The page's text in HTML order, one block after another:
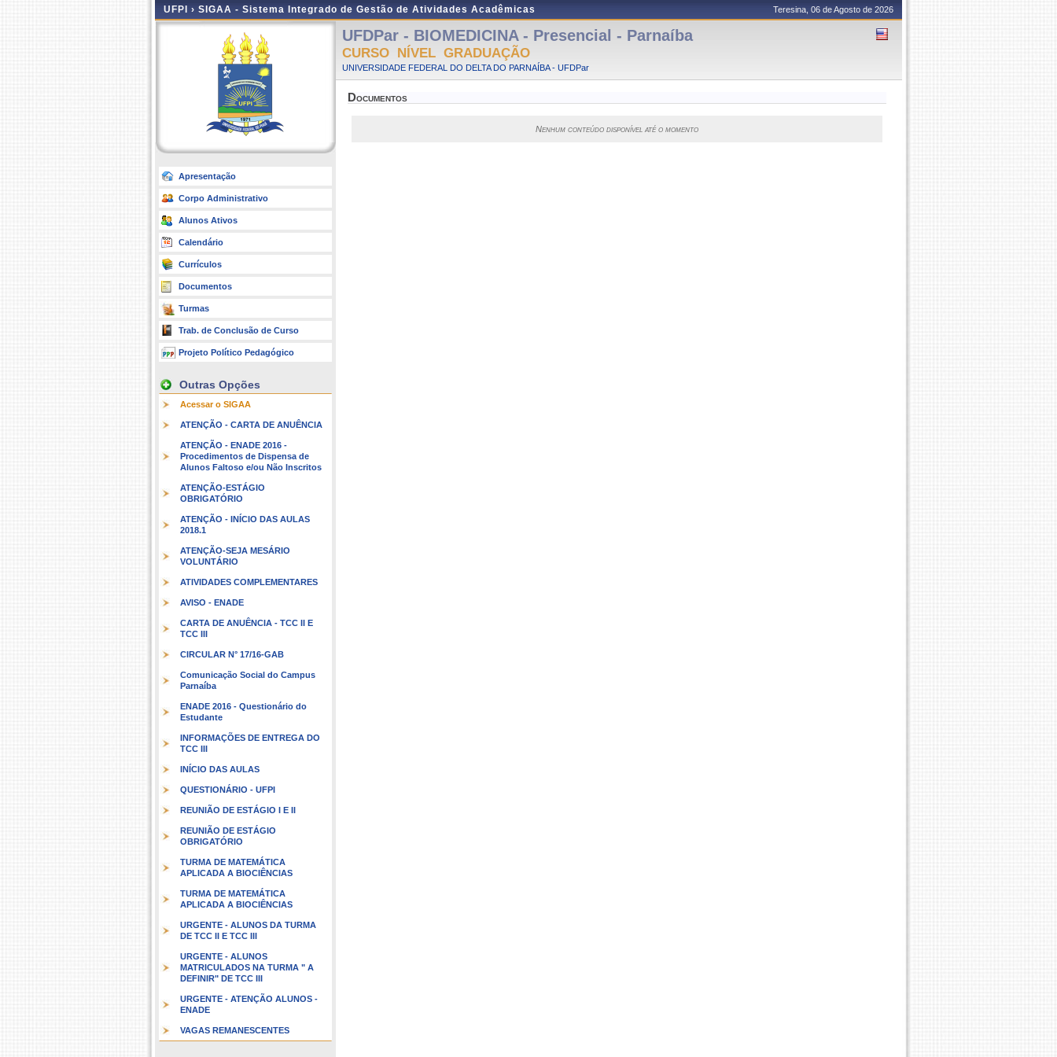
UFPI › SIGAA - Sistema Integrado de Gestão de Atividades Acadêmicas Teresina, 06 de Agosto de 2026
Apresentação
Corpo Administrativo
Alunos Ativos
Calendário
Currículos
Documentos
Turmas
Trab. de Conclusão de Curso
Projeto Político Pedagógico
Outras Opções
Acessar o SIGAA
ATENÇÃO - CARTA DE ANUÊNCIA
ATENÇÃO - ENADE 2016 -
Procedimentos de Dispensa de
Alunos Faltoso e/ou Não Inscritos
ATENÇÃO-ESTÁGIO
OBRIGATÓRIO
ATENÇÃO - INÍCIO DAS AULAS
2018.1
ATENÇÃO-SEJA MESÁRIO
VOLUNTÁRIO
ATIVIDADES COMPLEMENTARES
AVISO - ENADE
CARTA DE ANUÊNCIA - TCC II E
TCC III
CIRCULAR N° 17/16-GAB
Comunicação Social do Campus
Parnaíba
ENADE 2016 - Questionário do
Estudante
INFORMAÇÕES DE ENTREGA DO
TCC III
INÍCIO DAS AULAS
QUESTIONÁRIO - UFPI
REUNIÃO DE ESTÁGIO I E II
REUNIÃO DE ESTÁGIO
OBRIGATÓRIO
TURMA DE MATEMÁTICA
APLICADA A BIOCIÊNCIAS
TURMA DE MATEMÁTICA
APLICADA A BIOCIÊNCIAS
URGENTE - ALUNOS DA TURMA
DE TCC II E TCC III
URGENTE - ALUNOS
MATRICULADOS NA TURMA " A
DEFINIR" DE TCC III
URGENTE - ATENÇÃO ALUNOS -
ENADE
VAGAS REMANESCENTES
UFDPar - BIOMEDICINA - Presencial - Parnaíba
CURSO NÍVEL GRADUAÇÃO
UNIVERSIDADE FEDERAL DO DELTA DO PARNAÍBA - UFDPar
Documentos
Nenhum conteúdo disponível até o momento